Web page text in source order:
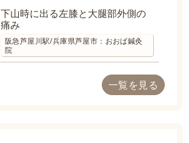
下山時に出る左膝と大腿部外側の
痛み
阪急芦屋川駅/兵庫県芦屋市：おおば鍼灸
院
一覧を見る